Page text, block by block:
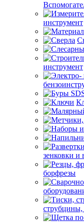
инструмент
инструмент
зенковки и
борфрезы
струбцины,